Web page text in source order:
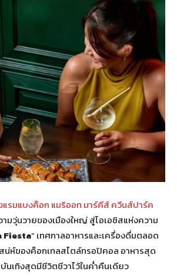
แรมแบงค็อก แมริออท มาร์คีส์ ควีนส์ปาร์ค
มวุ่นวายของเมืองใหญ่ สู่โอเอซิสแห่งความ
Fiesta” เทศกาลอาหารและเครื่องดื่มตลอด
น่ห์ของค็อกเทลสไตล์ทรอปิคอล อาหารสุด
นเทิงสุดมีชีวิตชีวาไว้ในค่ำคืนเดียว